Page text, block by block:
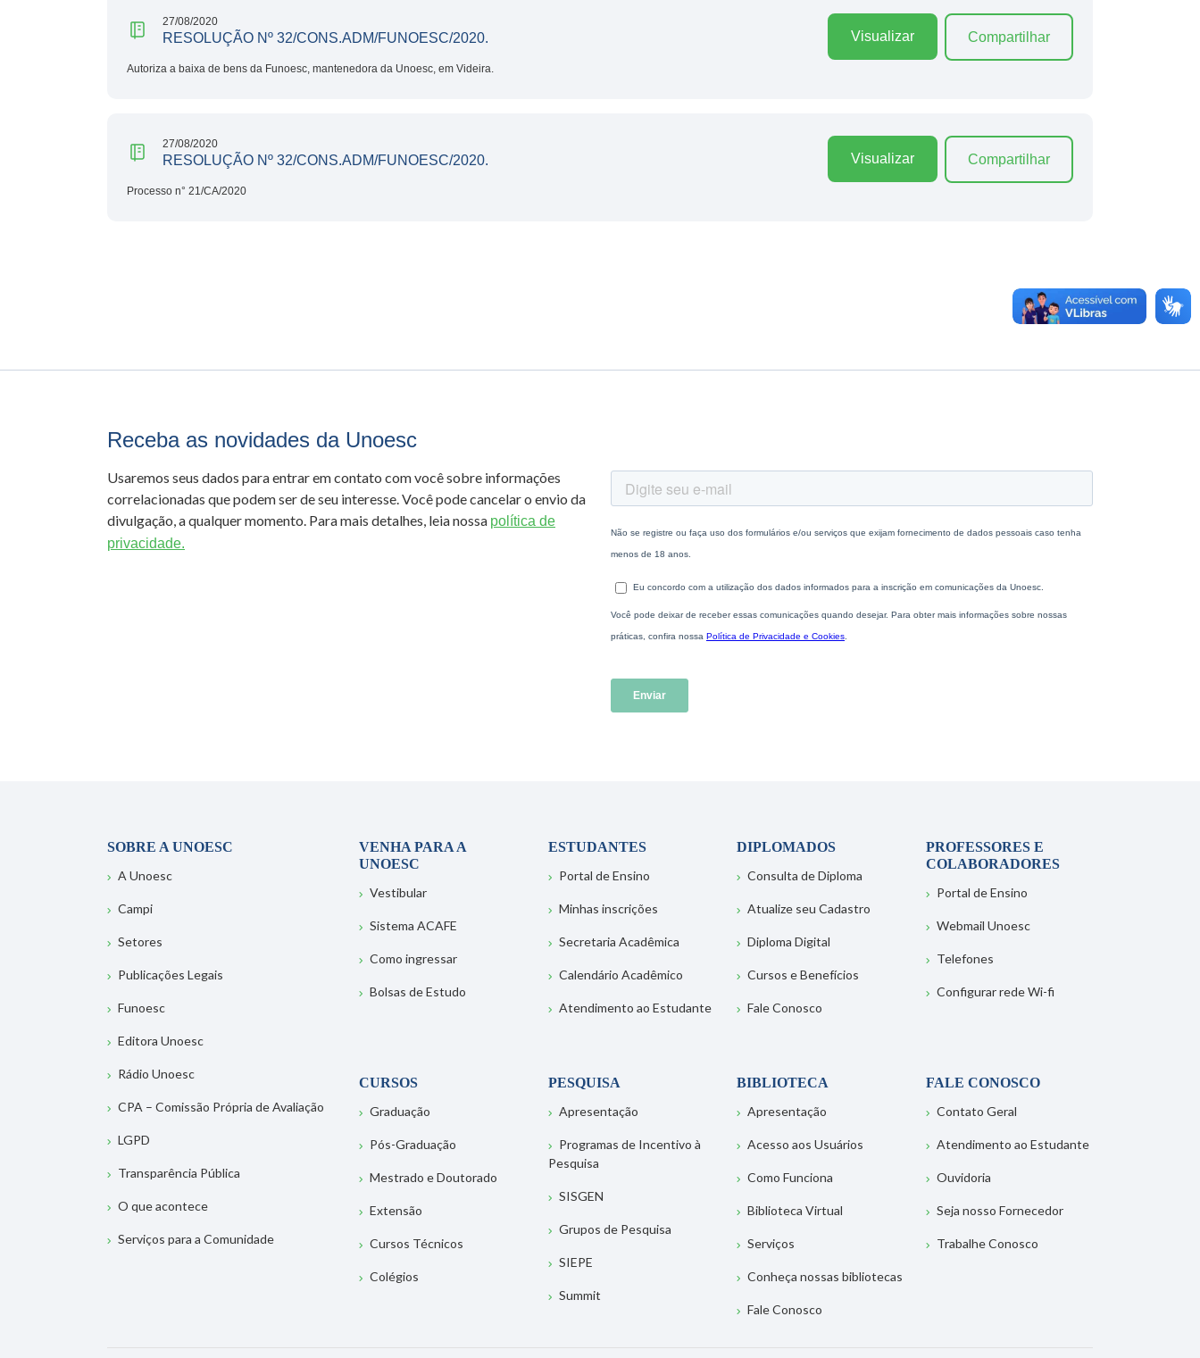
27/08/2020
RESOLUÇÃO Nº 32/CONS.ADM/FUNOESC/2020.
Autoriza a baixa de bens da Funoesc, mantenedora da Unoesc, em Videira.
Visualizar Compartilhar
27/08/2020
RESOLUÇÃO Nº 32/CONS.ADM/FUNOESC/2020.
Processo n° 21/CA/2020
Visualizar Compartilhar
Receba as novidades da Unoesc
Usaremos seus dados para entrar em contato com você sobre informações
correlacionadas que podem ser de seu interesse. Você pode cancelar o envio da
divulgação, a qualquer momento. Para mais detalhes, leia nossa política de
privacidade.
SOBRE A UNOESC
A Unoesc
Campi
Setores
Publicações Legais
Funoesc
Editora Unoesc
Rádio Unoesc
CPA – Comissão Própria de Avaliação
LGPD
Transparência Pública
O que acontece
Serviços para a Comunidade
VENHA PARA A
UNOESC
Vestibular
Sistema ACAFE
Como ingressar
Bolsas de Estudo
ESTUDANTES
Portal de Ensino
Minhas inscrições
Secretaria Acadêmica
Calendário Acadêmico
Atendimento ao Estudante
DIPLOMADOS
Consulta de Diploma
Atualize seu Cadastro
Diploma Digital
Cursos e Benefícios
Fale Conosco
PROFESSORES E
COLABORADORES
Portal de Ensino
Webmail Unoesc
Telefones
Configurar rede Wi-fi
CURSOS
Graduação
Pós-Graduação
Mestrado e Doutorado
Extensão
Cursos Técnicos
Colégios
PESQUISA
Apresentação
Programas de Incentivo à
Pesquisa
SISGEN
Grupos de Pesquisa
SIEPE
Summit
BIBLIOTECA
Apresentação
Acesso aos Usuários
Como Funciona
Biblioteca Virtual
Serviços
Conheça nossas bibliotecas
Fale Conosco
FALE CONOSCO
Contato Geral
Atendimento ao Estudante
Ouvidoria
Seja nosso Fornecedor
Trabalhe Conosco